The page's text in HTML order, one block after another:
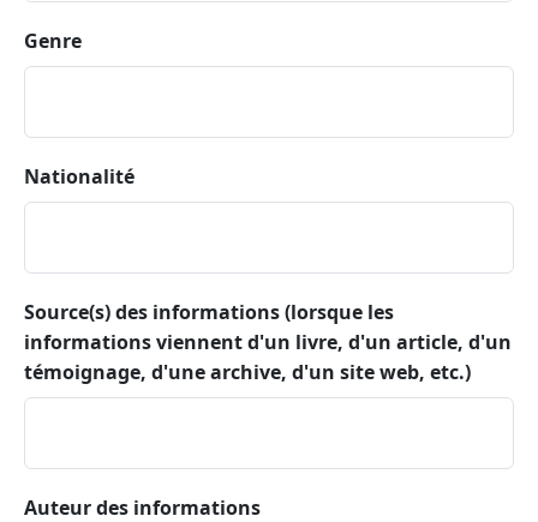
Genre
Nationalité
Source(s) des informations (lorsque les
informations viennent d'un livre, d'un article, d'un
témoignage, d'une archive, d'un site web, etc.)
Auteur des informations